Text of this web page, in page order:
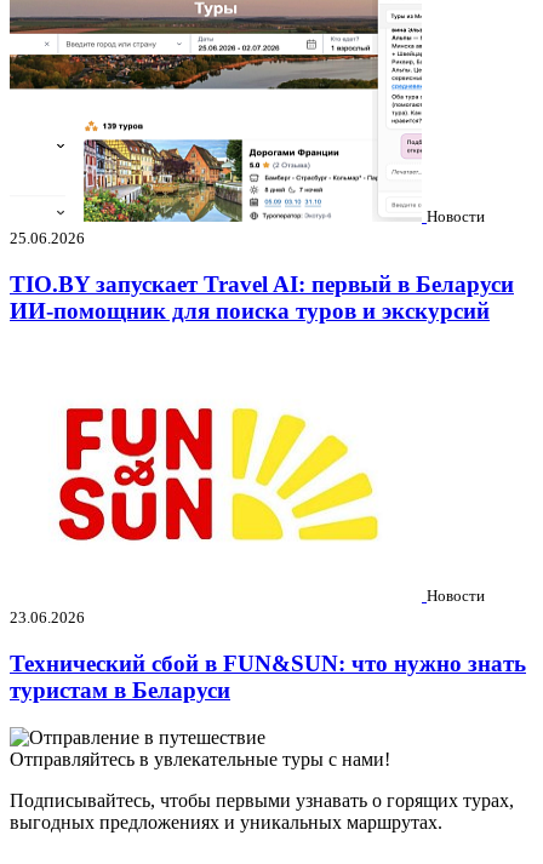
Новости
25.06.2026
TIO.BY запускает Travel AI: первый в Беларуси
ИИ-помощник для поиска туров и экскурсий
Новости
23.06.2026
Технический сбой в FUN&SUN: что нужно знать
туристам в Беларуси
Отправляйтесь в увлекательные туры с нами!
Подписывайтесь, чтобы первыми узнавать о горящих турах,
выгодных предложениях и уникальных маршрутах.